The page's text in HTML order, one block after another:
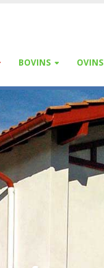
BOVINS OVINS
ferme